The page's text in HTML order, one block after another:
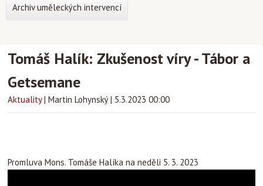
Tomáš Halík: Zkušenost víry - Tábor a
Getsemane
Aktuality | Martin Lohynský| 5.3.2023 00:00
Promluva Mons. Tomáše Halíka na neděli 5. 3. 2023
Archiv uměleckých intervencí